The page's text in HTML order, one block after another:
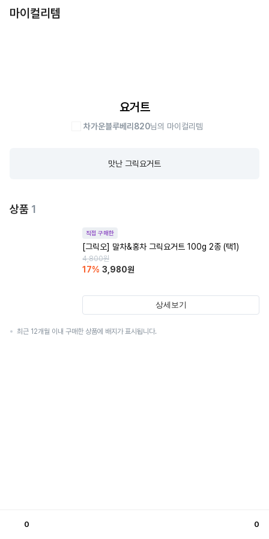
마이컬리템
요거트
차가운블루베리820님의 마이컬리템
맛난 그릭요거트
상품 1
직접 구매한
[그릭오] 말차&홍차 그릭요거트 100g 2종 (택1)
4,800원
17% 3,980원
상세보기
최근 12개월 이내 구매한 상품에 배지가 표시됩니다.
0 0